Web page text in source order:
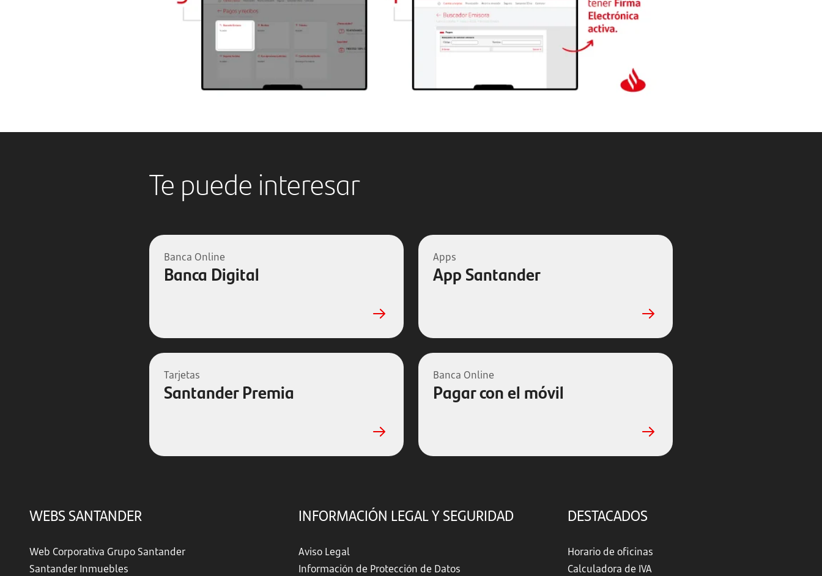
Te puede interesar
Banca Online
Banca Digital
Apps
App Santander
Tarjetas
Santander Premia
Banca Online
Pagar con el móvil
WEBS SANTANDER
Web Corporativa Grupo Santander
Santander Inmuebles
INFORMACIÓN LEGAL Y SEGURIDAD
Aviso Legal
Información de Protección de Datos
DESTACADOS
Horario de oficinas
Calculadora de IVA